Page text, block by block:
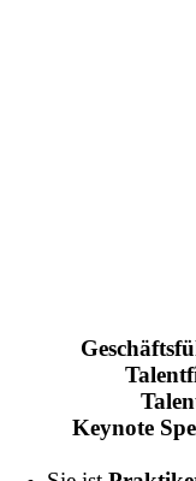
Keynote